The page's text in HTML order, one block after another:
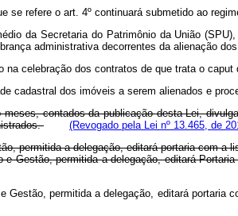
se refere o art. 4º continuará submetido ao
da Secretaria do Patrimônio da União
administrativa decorrentes da
na celebração dos contratos de que trata o caput
cadastral dos imóveis a serem alienados e
contados da publicação desta Lei,
(Revogado pela Lei nº 13.465, de
permitida a delegação, editará portaria com
e Gestão, permitida a delegação, editará
e Gestão, permitida a delegação, editará